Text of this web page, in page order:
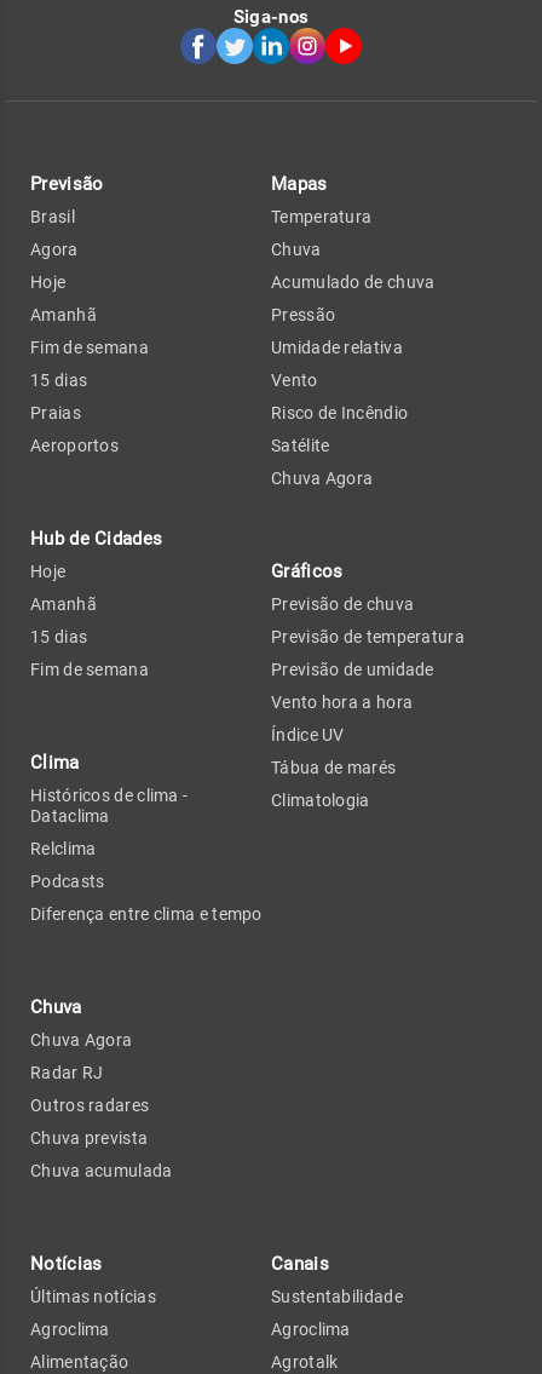
Siga-nos
Previsão
Brasil
Agora
Hoje
Amanhã
Fim de semana
15 dias
Praias
Aeroportos
Hub de Cidades
Hoje
Amanhã
15 dias
Fim de semana
Clima
Históricos de clima -
Dataclima
Relclima
Podcasts
Diferença entre clima e tempo
Chuva
Chuva Agora
Radar RJ
Outros radares
Chuva prevista
Chuva acumulada
Mapas
Temperatura
Chuva
Acumulado de chuva
Pressão
Umidade relativa
Vento
Risco de Incêndio
Satélite
Chuva Agora
Gráficos
Previsão de chuva
Previsão de temperatura
Previsão de umidade
Vento hora a hora
Índice UV
Tábua de marés
Climatologia
Notícias
Últimas notícias
Agroclima
Alimentação
Canais
Sustentabilidade
Agroclima
Agrotalk